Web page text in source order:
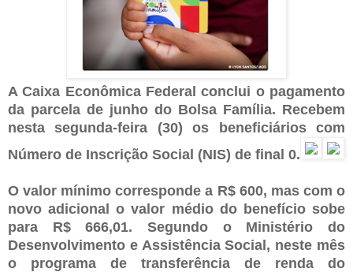
A Caixa Econômica Federal conclui o pagamento
da parcela de junho do Bolsa Família. Recebem
nesta segunda-feira (30) os beneficiários com
Número de Inscrição Social (NIS) de final 0.
O valor mínimo corresponde a R$ 600, mas com o
novo adicional o valor médio do benefício sobe
para R$ 666,01. Segundo o Ministério do
Desenvolvimento e Assistência Social, neste mês
o programa de transferência de renda do